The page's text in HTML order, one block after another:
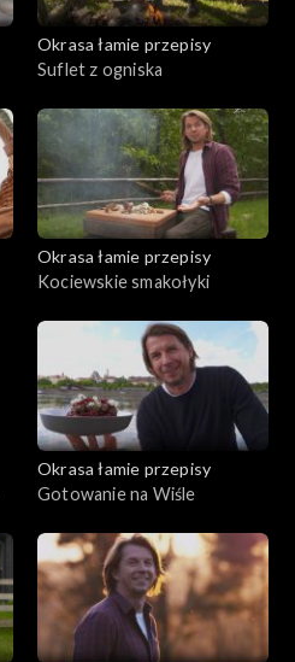
Okrasa łamie przepisy
Suflet z ogniska
Okrasa łamie przepisy
Kociewskie smakołyki
Okrasa łamie przepisy
Gotowanie na Wiśle